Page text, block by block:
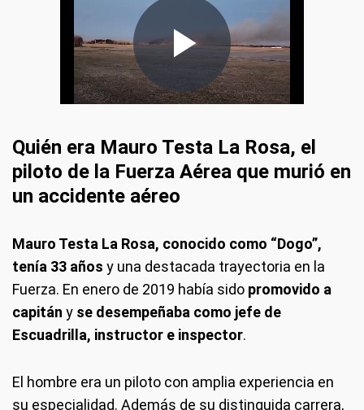
Quién era Mauro Testa La Rosa, el
piloto de la Fuerza Aérea que murió en
un accidente aéreo
Mauro Testa La Rosa, conocido como “Dogo”,
tenía 33 años y una destacada trayectoria en la
Fuerza. En enero de 2019 había sido promovido a
capitán y se desempeñaba como jefe de
Escuadrilla, instructor e inspector.
El hombre era un piloto con amplia experiencia en
su especialidad. Además de su distinguida carrera,